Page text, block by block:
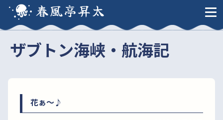
春風亭昇太
ザブトン海峡・航海記
花ぁ〜♪